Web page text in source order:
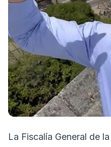
La Fiscalía General de